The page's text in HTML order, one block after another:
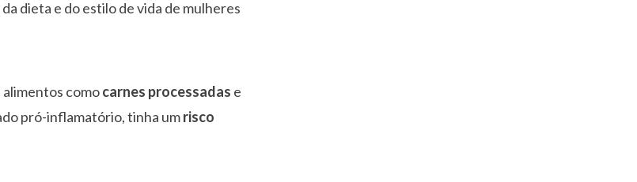
dieta e do estilo de vida de mulheres
alimentos comocarnes processadas e
pró-inflamatório, tinha umrisco